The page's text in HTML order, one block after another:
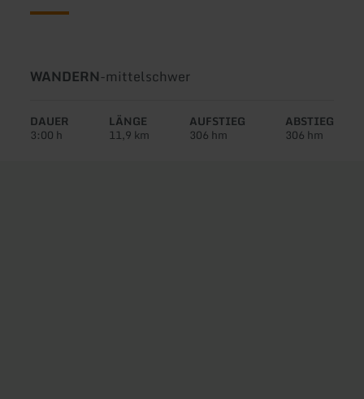
Art
Tour:
WANDERN-Schwierigkeit:
mittelschwer
DAUER
3:00 h
LÄNGE
11,9 km
AUFSTIEG
306 hm
ABSTIEG
306 hm